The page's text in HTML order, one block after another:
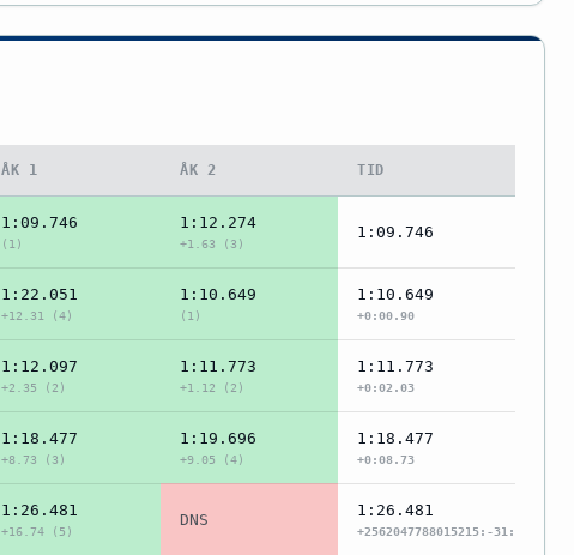
ÅK 1 ÅK 2 TID
1:09.746
(1)
1:12.274
+1.63 (3)
1:09.746
1:22.051
+12.31 (4)
1:10.649
(1)
1:10.649
+0:00.90
1:12.097
+2.35 (2)
1:11.773
+1.12 (2)
1:11.773
+0:02.03
1:18.477
+8.73 (3)
1:19.696
+9.05 (4)
1:18.477
+0:08.73
1:26.481
+16.74 (5)
DNS
1:26.481
+2562047788015215:-31:-8